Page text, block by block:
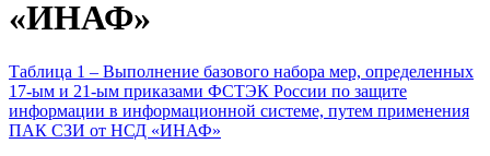
«ИНАФ»
Таблица 1 – Выполнение базового набора мер, определенных
17-ым и 21-ым приказами ФСТЭК России по защите
информации в информационной системе, путем применения
ПАК СЗИ от НСД «ИНАФ»